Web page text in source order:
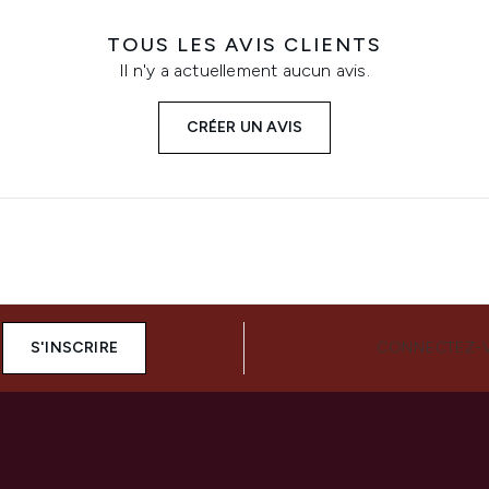
TOUS LES AVIS CLIENTS
Il n'y a actuellement aucun avis.
CRÉER UN AVIS
S'INSCRIRE